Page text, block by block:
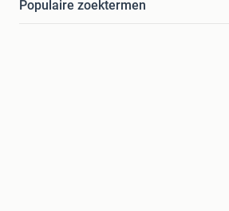
Populaire zoektermen